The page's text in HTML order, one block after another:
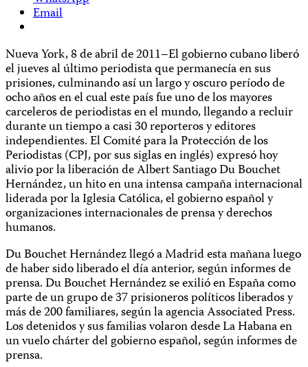
Email
Nueva York, 8 de abril de 2011–El gobierno cubano liberó
el jueves al último periodista que permanecía en sus
prisiones, culminando así un largo y oscuro período de
ocho años en el cual este país fue uno de los mayores
carceleros de periodistas en el mundo, llegando a recluir
durante un tiempo a casi 30 reporteros y editores
independientes. El Comité para la Protección de los
Periodistas (CPJ, por sus siglas en inglés) expresó hoy
alivio por la liberación de Albert Santiago Du Bouchet
Hernández, un hito en una intensa campaña internacional
liderada por la Iglesia Católica, el gobierno español y
organizaciones internacionales de prensa y derechos
humanos.
Du Bouchet Hernández llegó a Madrid esta mañana luego
de haber sido liberado el día anterior, según informes de
prensa. Du Bouchet Hernández se exilió en España como
parte de un grupo de 37 prisioneros políticos liberados y
más de 200 familiares, según la agencia Associated Press.
Los detenidos y sus familias volaron desde La Habana en
un vuelo chárter del gobierno español, según informes de
prensa.